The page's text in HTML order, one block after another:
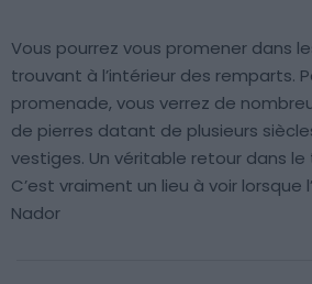
Vous pourrez vous promener dans
trouvant à l’intérieur des remparts.
promenade, vous verrez de
de pierres datant de plusieurs
vestiges. Un véritable retour dans
C’est vraiment un lieu à voir lorsque
Nador